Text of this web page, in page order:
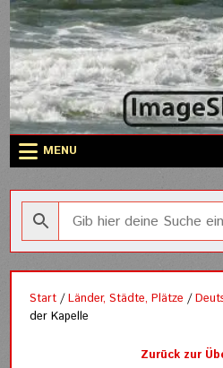
Skip
to
content
MENU
Start /Länder, Städte, Plätze /
der Kapelle
Zurück zur